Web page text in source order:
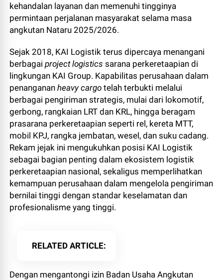
kehandalan layanan dan memenuhi tingginya
permintaan perjalanan masyarakat selama masa
angkutan Nataru 2025/2026.
Sejak 2018, KAI Logistik terus dipercaya menangani
berbagaiproject logistics sarana perkeretaapian di
lingkungan KAI Group. Kapabilitas perusahaan dalam
penangananheavy cargo telah terbukti melalui
berbagai pengiriman strategis, mulai dari lokomotif,
gerbong, rangkaian LRT dan KRL, hingga beragam
prasarana perkeretaapian seperti rel, kereta MTT,
mobil KPJ, rangka jembatan, wesel, dan suku cadang.
Rekam jejak ini mengukuhkan posisi KAI Logistik
sebagai bagian penting dalam ekosistem logistik
perkeretaapian nasional, sekaligus memperlihatkan
kemampuan perusahaan dalam mengelola pengiriman
bernilai tinggi dengan standar keselamatan dan
profesionalisme yang tinggi.
RELATED ARTICLE
Dengan mengantongi izin Badan Usaha Angkutan